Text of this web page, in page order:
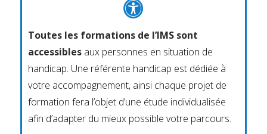
Toutes les formations de l’IMS sont
accessibles aux personnes en situation de
handicap. Une référente handicap est dédiée à
votre accompagnement, ainsi chaque projet de
formation fera l’objet d’une étude individualisée
afin d’adapter du mieux possible votre parcours.